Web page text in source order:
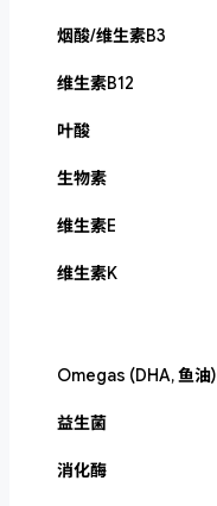
烟酸/维生素B3
维生素B12
叶酸
生物素
维生素E
维生素K
Omegas (DHA, 鱼油)
益生菌
消化酶